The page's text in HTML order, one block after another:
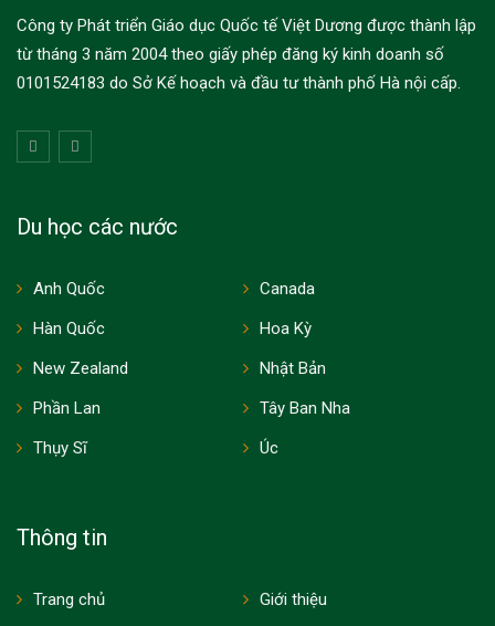
Công ty Phát triển Giáo dục Quốc tế Việt Dương được thành lập
từ tháng 3 năm 2004 theo giấy phép đăng ký kinh doanh số
0101524183 do Sở Kế hoạch và đầu tư thành phố Hà nội cấp.
Du học các nước
Anh Quốc
Canada
Hàn Quốc
Hoa Kỳ
New Zealand
Nhật Bản
Phần Lan
Tây Ban Nha
Thụy Sĩ
Úc
Thông tin
Trang chủ
Giới thiệu